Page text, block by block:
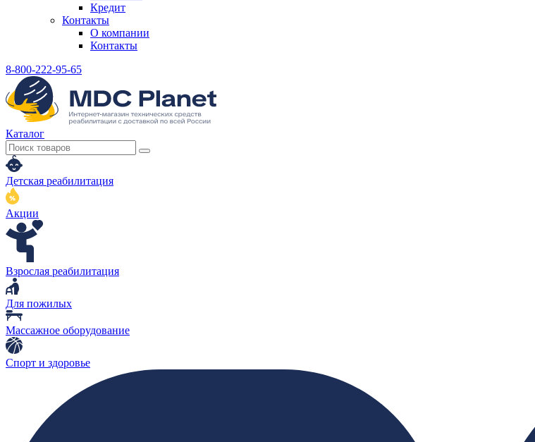
Кредит
Контакты
О компании
Контакты
8-800-222-95-65
Каталог
Детская реабилитация
Акции
Взрослая реабилитация
Для пожилых
Массажное оборудование
Спорт и здоровье